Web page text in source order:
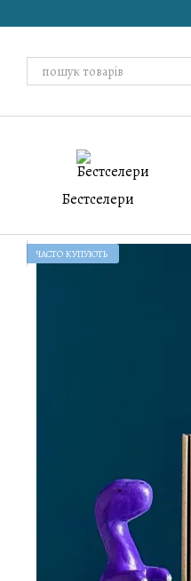
Бестселери
ЧАСТО КУПУЮТЬ